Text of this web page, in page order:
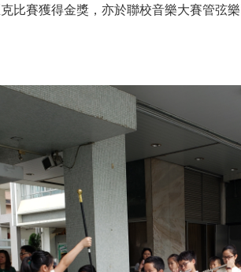
比賽獲得金獎，亦於聯校音樂大賽管弦樂